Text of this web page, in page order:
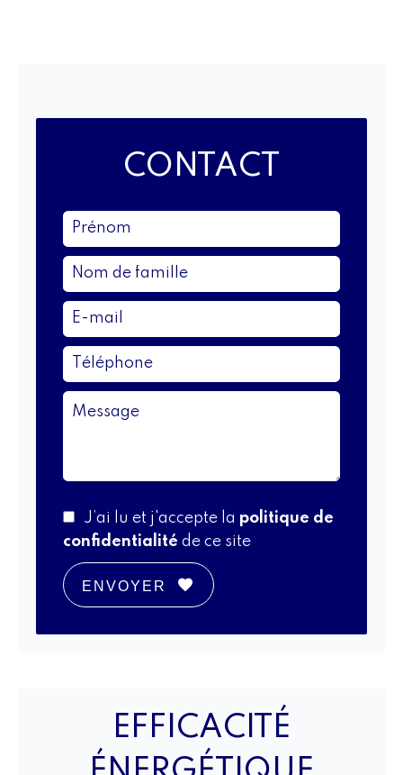
CONTACT
J’ai lu et j'accepte la politique de
confidentialité de ce site
ENVOYER
EFFICACITÉ